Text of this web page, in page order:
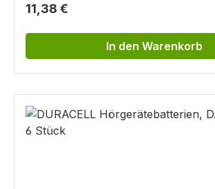
Regulärer Preis:
11,38 €
In den Warenkorb